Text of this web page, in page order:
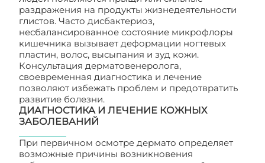
раздражения на продукты жизнедеятельности
глистов. Часто дисбактериоз,
несбалансированное состояние микрофлоры
кишечника вызывает деформации ногтевых
пластин, волос, высыпания и зуд кожи.
Консультация дерматовенеролога,
своевременная диагностика и лечение
позволяют избежать проблем и предотвратить
развитие болезни.
ДИАГНОСТИКА И ЛЕЧЕНИЕ КОЖНЫХ
ЗАБОЛЕВАНИЙ
При первичном осмотре дермато определяет
возможные причины возникновения